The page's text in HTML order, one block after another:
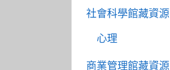
社會科學館藏資源
心理
商業管理館藏資源